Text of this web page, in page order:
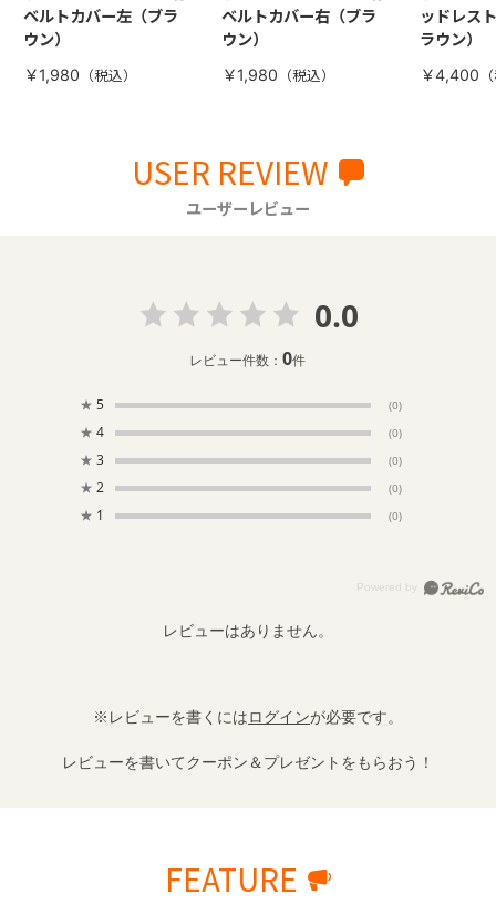
ベルトカバー左（ブラ
ウン）
￥1,980
ベルトカバー右（ブラ
ウン）
￥1,980
ッドレス
ラウン）
￥4,400
USER REVIEW
ユーザーレビュー
0.0
レビュー件数：0件
★ 5 (0)
★ 4 (0)
★ 3 (0)
★ 2 (0)
★ 1 (0)
レビューはありません。
※レビューを書くにはログインが必要です。
レビューを書いてクーポン＆プレゼントをもらおう！
FEATURE